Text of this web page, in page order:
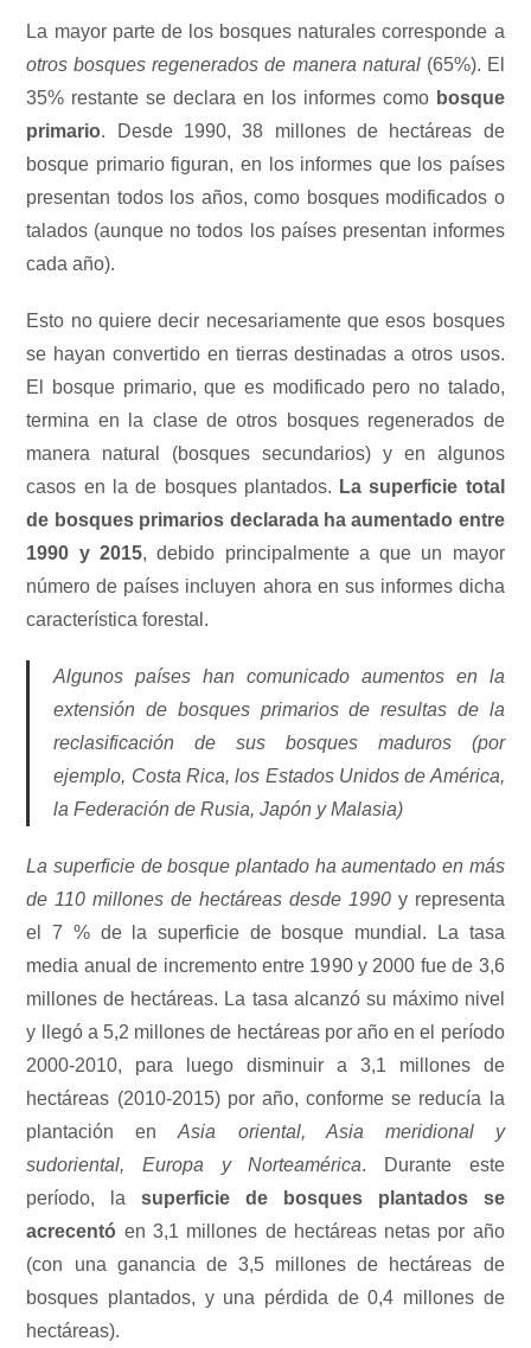
La mayor parte de los bosques naturales corresponde a
otros bosques regenerados de manera natural(65%). El
35% restante se declara en los informes como bosque
primario. Desde 1990, 38 millones de hectáreas de
bosque primario figuran, en los informes que los países
presentan todos los años, como bosques modificados o
talados (aunque no todos los países presentan informes
cada año).
Esto no quiere decir necesariamente que esos bosques
se hayan convertido en tierras destinadas a otros usos.
El bosque primario, que es modificado pero no talado,
termina en la clase de otros bosques regenerados de
manera natural (bosques secundarios) y en algunos
casos en la de bosques plantados. La superficie total
de bosques primarios declarada ha aumentado entre
1990 y 2015, debido principalmente a que un mayor
número de países incluyen ahora en sus informes dicha
característica forestal.
Algunos países han comunicado aumentos en la
extensión de bosques primarios de resultas de la
reclasificación de sus bosques maduros (por
ejemplo, Costa Rica, los Estados Unidos de América,
la Federación de Rusia, Japón y Malasia)
La superficie de bosque plantado ha aumentado en más
de 110 millones de hectáreas desde 1990y representa
el 7 % de la superficie de bosque mundial. La tasa
media anual de incremento entre 1990 y 2000 fue de 3,6
millones de hectáreas. La tasa alcanzó su máximo nivel
y llegó a 5,2 millones de hectáreas por año en el período
2000-2010, para luego disminuir a 3,1 millones de
hectáreas (2010-2015) por año, conforme se reducía la
plantación enAsia oriental, Asia meridional y
sudoriental, Europa y Norteamérica. Durante este
período, lasuperficie de bosques plantados se
acrecentó en 3,1 millones de hectáreas netas por año
(con una ganancia de 3,5 millones de hectáreas de
bosques plantados, y una pérdida de 0,4 millones de
hectáreas).